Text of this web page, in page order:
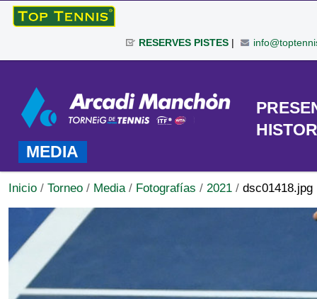
Cambiar
|
navegación
RESERVES PISTES|
Personales
TORNEO
MEDIA
Inicio / Torneo / Media / Fotografías / 2021 / dsc01418.jpg